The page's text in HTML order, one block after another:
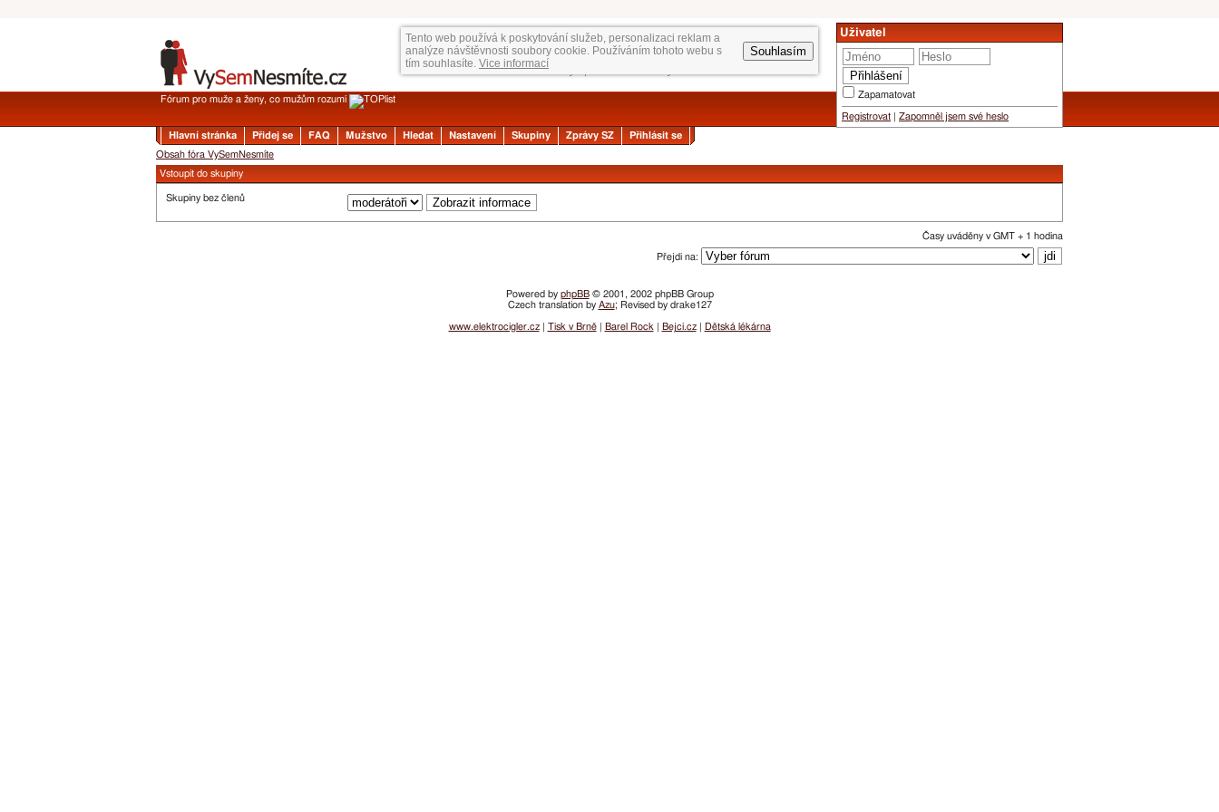
Tento web používá k poskytování služeb, personalizaci reklam a
analýze návštěvnosti soubory cookie. Používáním tohoto webu s
tím souhlasíte. Vice informací
Souhlasím
Uživatel
Zapamatovat
Registrovat Zapomněl jsem své heslo
Fórum pro muže a ženy, co mužům rozumí
Hlavní stránka Přidej se FAQ Mužstvo Hledat Nastavení Skupiny Zprávy SZ
Přihlásit se
Obsah fóra VySemNesmíte
Vstoupit do skupiny
Skupiny bez členů
Časy uváděny v GMT + 1 hodina
Přejdi na:
Powered by phpBB© 2001, 2002 phpBB Group
Czech translation by Azu; Revised by drake127
www.elektrocigler.cz| Tisk v Brně| Barel Rock Bejci.cz| Dětská lékárna